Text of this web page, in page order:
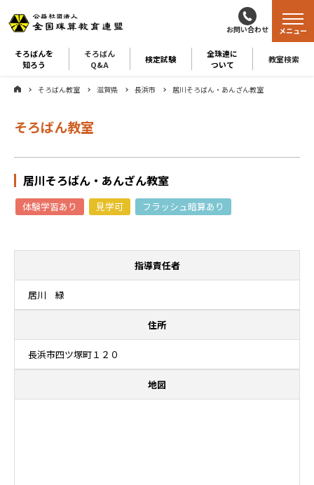
お問い合わせ
そろばんを
知ろう
そろばん
Q&A
検定試験
全珠連に
ついて
教室検索
メニュー
そろばん教室 滋賀県 長浜市 居川そろばん・あんざん教室
そろばん教室
居川そろばん・あんざん教室
体験学習あり 見学可 フラッシュ暗算あり
指導責任者
居川 緑
住所
長浜市四ツ塚町１２０
地図